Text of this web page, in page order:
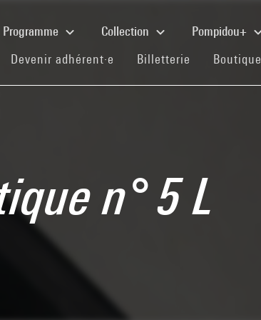
Programme Collection Pompidou+
Devenir adhérent·e (current)
Billetterie (current)
Boutique
n° 5 L